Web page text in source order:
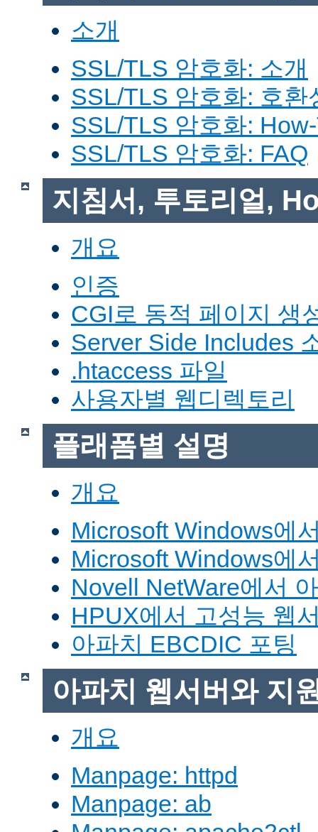
소개
SSL/TLS 암호화: 소개
SSL/TLS 암호화: 호환
SSL/TLS 암호화:
SSL/TLS 암호화: FAQ
지침서, 투토리얼,
개요
인증
CGI로 동적 페이지 생
Server Side Includes
.htaccess 파일
사용자별 웹디렉토리
플래폼별 설명
개요
Microsoft Windows에
Microsoft Windows에
Novell NetWare에서
HPUX에서 고성능 웹
아파치 EBCDIC 포팅
아파치 웹서버와 지
개요
Manpage: httpd
Manpage: ab